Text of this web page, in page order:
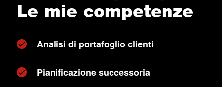
Le mie competenze
Analisi di portafoglio clienti
Pianificazione successoria